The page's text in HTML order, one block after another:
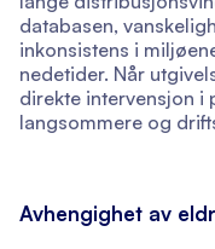
databasen,
inkonsistens i
nedetider. Når
direkte intervensjon i
langsommere og
Avhengighet av